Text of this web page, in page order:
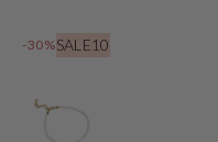
-30%SALE10